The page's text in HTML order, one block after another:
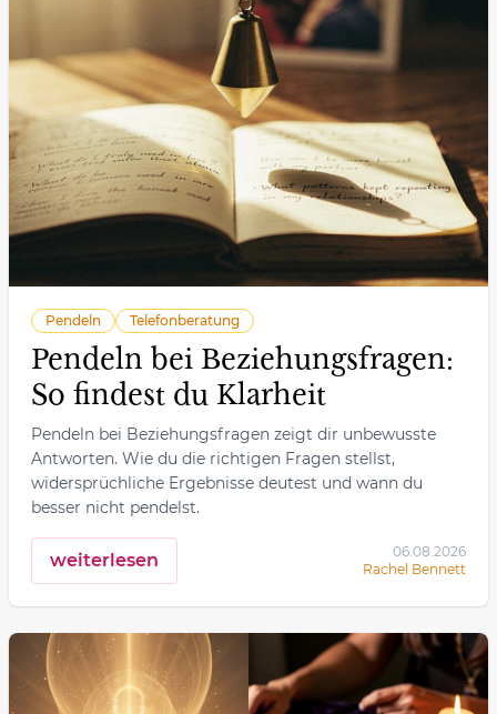
Pendeln Telefonberatung
Pendeln bei Beziehungsfragen:
So findest du Klarheit
Pendeln bei Beziehungsfragen zeigt dir unbewusste
Antworten. Wie du die richtigen Fragen stellst,
widersprüchliche Ergebnisse deutest und wann du
besser nicht pendelst.
weiterlesen
06.08.2026
Rachel Bennett